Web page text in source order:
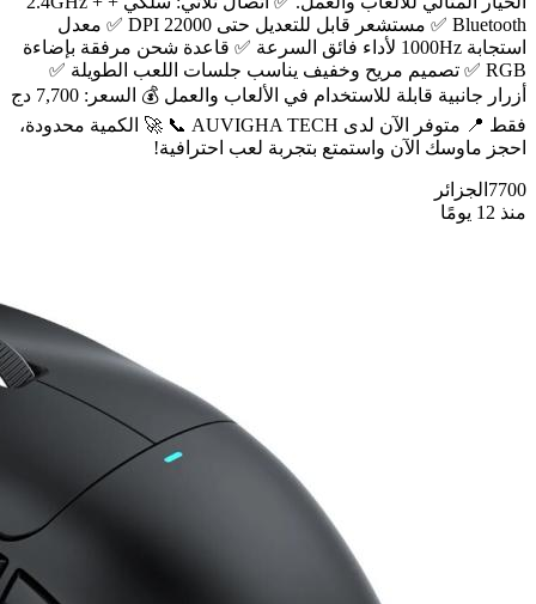
Bluetooth ✅ مستشعر قابل للتعديل حتى 22000 DPI ✅ معدل
استجابة 1000Hz لأداء فائق السرعة ✅ قاعدة شحن مرفقة بإضاءة
RGB ✅ تصميم مريح وخفيف يناسب جلسات اللعب الطويلة ✅
أزرار جانبية قابلة للاستخدام في الألعاب والعمل 💰 السعر: 7,700 دج
فقط 📍 متوفر الآن لدى AUVIGHA TECH 📞 🚀 الكمية محدودة،
احجز ماوسك الآن واستمتع بتجربة لعب احترافية!
7700 الجزائر
منذ 12 يومًا